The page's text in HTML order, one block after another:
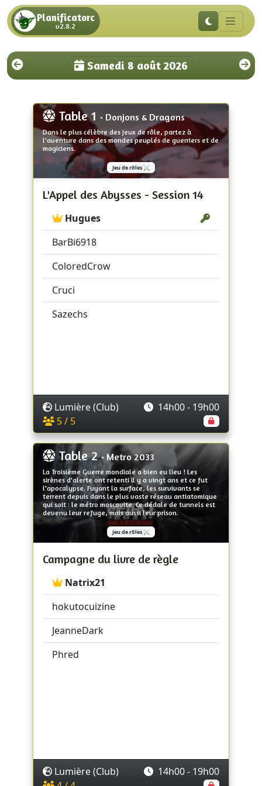
Planificatorc
v2.8.2
Samedi 8 août 2026
Table 1 • Donjons & Dragons
Dans le plus célèbre des jeux de rôle, partez à
l'aventure dans des mondes peuplés de guerriers et de
magiciens.
Jeu de rôles ⚔️
L'Appel des Abysses - Session 14
Hugues
BarBi6918
ColoredCrow
Cruci
Sazechs
Lumière (Club)
14h00 - 19h00
5 / 5
Table 2• Metro 2033
La Troisième Guerre mondiale a bien eu lieu ! Les
sirènes d'alerte ont retenti il y a vingt ans et ce fut
l'apocalypse. Fuyant la surface, les survivants se
terrent depuis dans le plus vaste réseau antiatomique
qui soit : le métro moscovite. Ce dédale de tunnels est
devenu leur refuge, mais aussi leur prison.
Jeu de rôles ⚔️
Campagne du livre de règle
Natrix21
hokutocuizine
JeanneDark
Phred
Lumière (Club)
14h00 - 19h00